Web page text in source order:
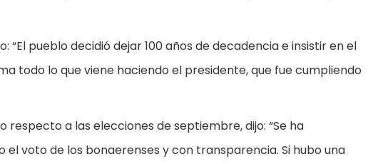
“El pueblo decidió dejar 100 años de decadencia e insistir en el
todo lo que viene haciendo el presidente, que fue cumpliendo
a las elecciones de septiembre, dijo: “Se ha
voto de los bonaerenses y con transparencia. Si hubo una